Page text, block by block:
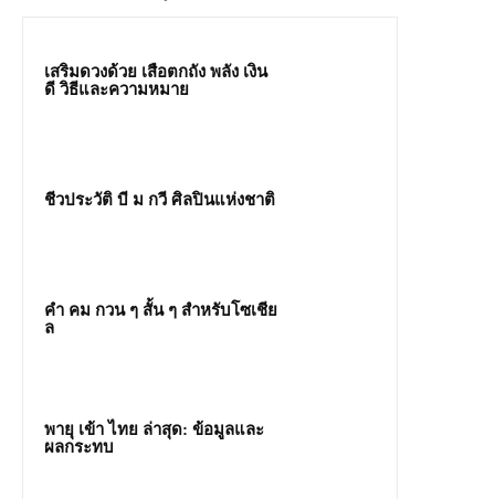
เสริมดวงด้วย เสือตกถัง พลัง เงิน
ดี วิธีและความหมาย
ชีวประวัติ บี ม กวี ศิลปินแห่งชาติ
คํา คม กวน ๆ สั้น ๆ สำหรับโซเชีย
ล
พายุ เข้า ไทย ล่าสุด: ข้อมูลและ
ผลกระทบ